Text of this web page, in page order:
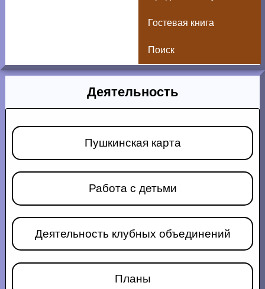
Гостевая книга
Поиск
Деятельность
Пушкинская карта
Работа с детьми
Деятельность клубных объединений
Планы